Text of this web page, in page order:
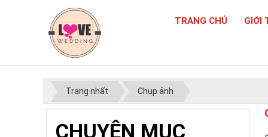
TRANG CHỦ GIỚI
Trang nhất Chụp ảnh
CHUYÊN MỤC